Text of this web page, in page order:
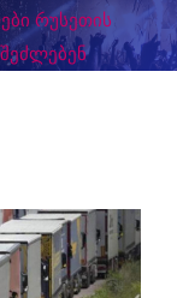
რუსეთის